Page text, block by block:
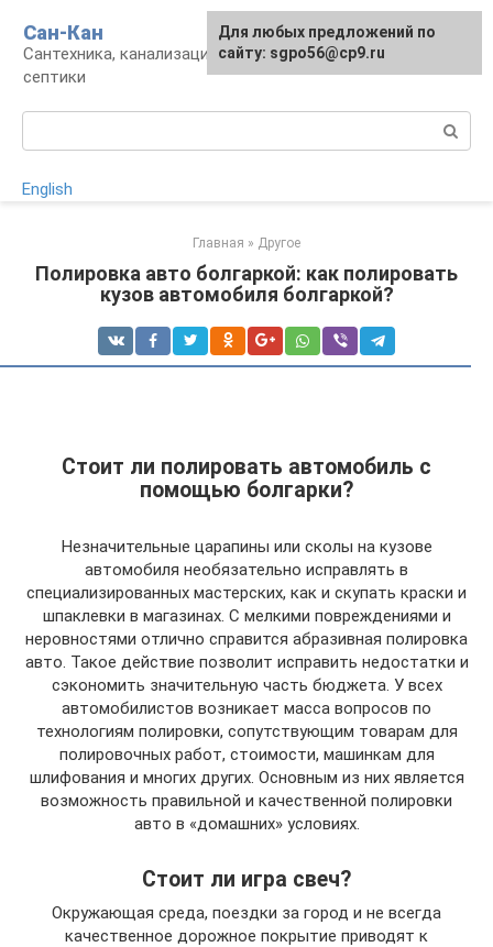
контенту
Сан-Кан
Сантехника, канализация, водопровод,
септики
English
Главная » Другое
Полировка авто болгаркой: как полировать
кузов автомобиля болгаркой?
Стоит ли полировать автомобиль с
помощью болгарки?
Незначительные царапины или сколы на кузове
автомобиля необязательно исправлять в
специализированных мастерских, как и скупать краски и
шпаклевки в магазинах. С мелкими повреждениями и
неровностями отлично справится абразивная полировка
авто. Такое действие позволит исправить недостатки и
сэкономить значительную часть бюджета. У всех
автомобилистов возникает масса вопросов по
технологиям полировки, сопутствующим товарам для
полировочных работ, стоимости, машинкам для
шлифования и многих других. Основным из них является
возможность правильной и качественной полировки
авто в «домашних» условиях.
Стоит ли игра свеч?
Окружающая среда, поездки за город и не всегда
качественное дорожное покрытие приводят к
Для любых предложений по
сайту: sgpo56@cp9.ru